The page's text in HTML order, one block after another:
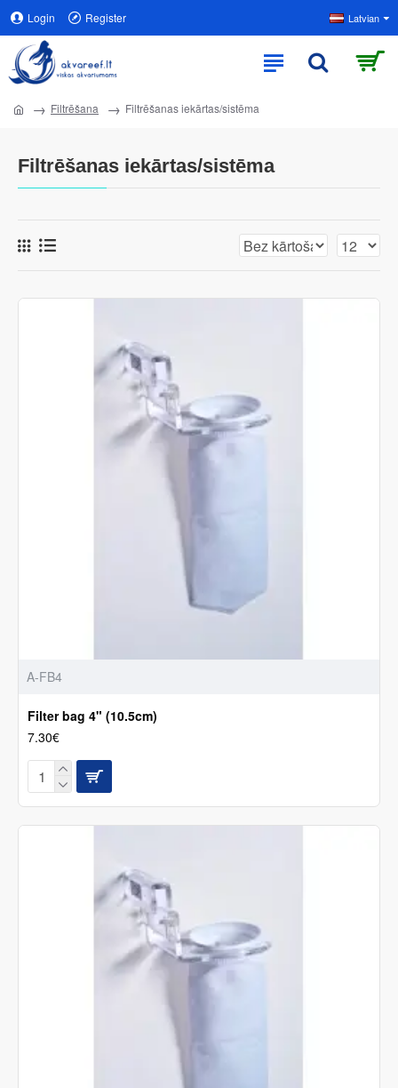
Login Register Latvian
Filtrēšana Filtrēšanas iekārtas/sistēma
Filtrēšanas iekārtas/sistēma
A-FB4
Filter bag 4" (10.5cm)
7.30€